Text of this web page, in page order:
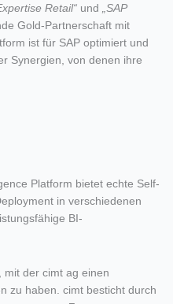
Retail“ und
„SAP
Gold-Partnerschaft mit
ist für SAP optimiert und
Synergien, von denen ihre
Platform bietet echte Self-
in verschiedenen
BI-
mit der cimt ag einen
zu haben. cimt besticht durch